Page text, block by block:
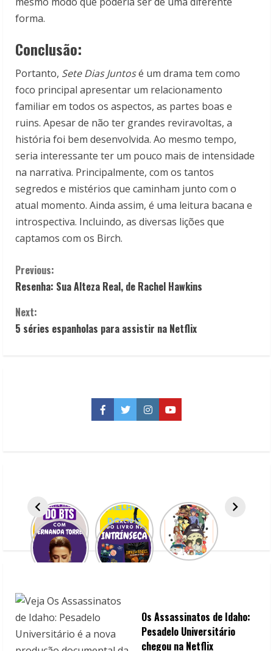
forma.
Conclusão:
Portanto, Sete Dias Juntosé um drama tem como
foco principal apresentar um relacionamento
familiar em todos os aspectos, as partes boas e
ruins. Apesar de não ter grandes reviravoltas, a
história foi bem desenvolvida. Ao mesmo tempo,
seria interessante ter um pouco mais de intensidade
na narrativa. Principalmente, com os tantos
segredos e mistérios que caminham junto com o
atual momento. Ainda assim, é uma leitura bacana e
introspectiva. Incluindo, as diversas lições que
captamos com os Birch.
C
o
n
n
g
Previous:
Resenha: Sua Alteza Real, de Rachel Hawkins
Next:
5 séries espanholas para assistir na Netflix
Facebook
TwitterInstagramYouTube
Os Assassinatos de Idaho:
Pesadelo Universitário
chegou na Netflix